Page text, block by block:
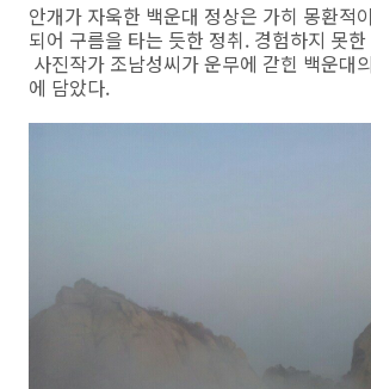
안개가 자욱한 백운대 정상은 가히 몽환적
되어 구름을 타는 듯한 정취. 경험하지 못
사진작가 조남성씨가 운무에 갇힌 백운대
에 담았다.